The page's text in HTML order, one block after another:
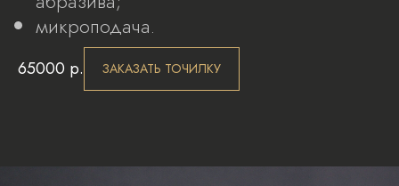
микроподача.
65000 р. ЗАКАЗАТЬ ТОЧИЛКУ